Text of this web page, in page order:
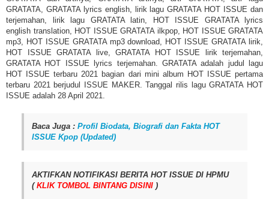
GRATATA, GRATATA lyrics english, lirik lagu GRATATA HOT ISSUE dan
terjemahan, lirik lagu GRATATA latin, HOT ISSUE GRATATA lyrics
english translation, HOT ISSUE GRATATA ilkpop, HOT ISSUE GRATATA
mp3, HOT ISSUE GRATATA mp3 download, HOT ISSUE GRATATA lirik,
HOT ISSUE GRATATA live, GRATATA HOT ISSUE lirik terjemahan,
GRATATA HOT ISSUE lyrics terjemahan. GRATATA adalah judul lagu
HOT ISSUE terbaru 2021 bagian dari mini album HOT ISSUE pertama
terbaru 2021 berjudul ISSUE MAKER. Tanggal rilis lagu GRATATA HOT
ISSUE adalah 28 April 2021.
Baca Juga : Profil Biodata, Biografi dan Fakta HOT
ISSUE Kpop (Updated)
AKTIFKAN NOTIFIKASI BERITA HOT ISSUE DI HPMU
(KLIK TOMBOL BINTANG DISINI )